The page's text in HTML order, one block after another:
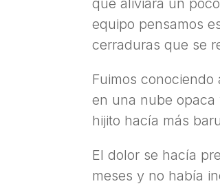
equipo pensamos
cerraduras que se
Fuimos
en una nube opaca
hijito hacía más
El dolor se hacía
meses y no había